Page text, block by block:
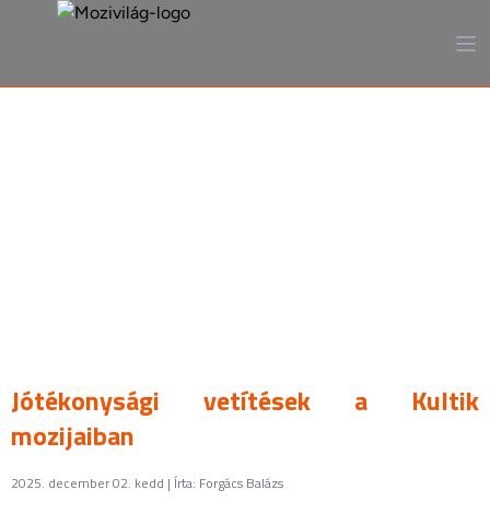
Jótékonysági vetítések a Kultik
mozijaiban
2025. december 02. kedd | Írta: Forgács Balázs